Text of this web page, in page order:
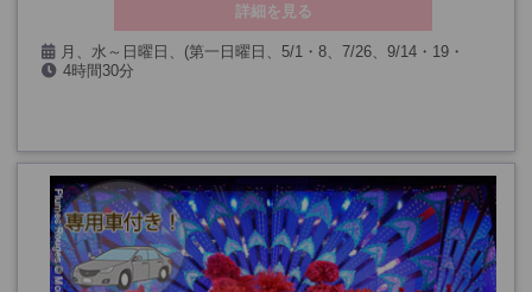
詳細を見る
月、水～日曜日、(第一日曜日、5/1・8、7/26、9/14・19・
20、12/24・25・31、1/1を除く)
4時間30分